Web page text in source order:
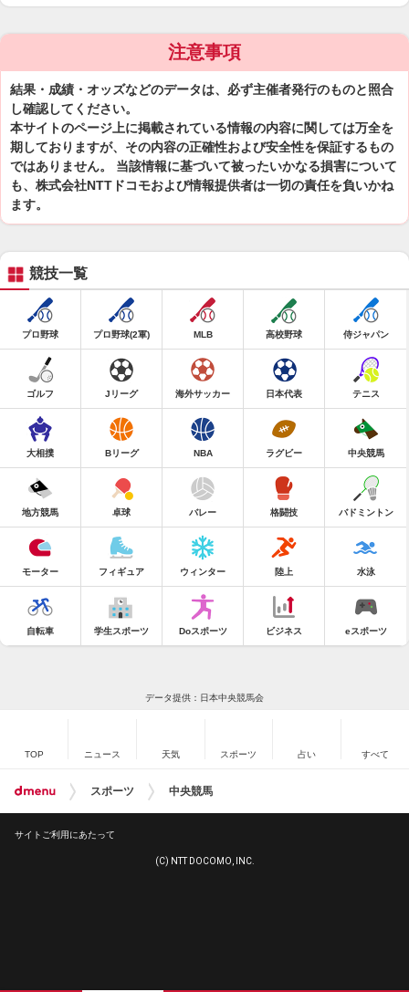
注意事項
結果・成績・オッズなどのデータは、必ず主催者発行のものと照合
し確認してください。
本サイトのページ上に掲載されている情報の内容に関しては万全を
期しておりますが、その内容の正確性および安全性を保証するもの
ではありません。 当該情報に基づいて被ったいかなる損害について
も、株式会社NTTドコモおよび情報提供者は一切の責任を負いかね
ます。
競技一覧
プロ野球 プロ野球(2軍) MLB 高校野球 侍ジャパン
ゴルフ Jリーグ 海外サッカー 日本代表 テニス
大相撲 Bリーグ NBA ラグビー 中央競馬
地方競馬 卓球 バレー 格闘技 バドミントン
モーター フィギュア ウィンター 陸上 水泳
自転車 学生スポーツ Doスポーツ ビジネス eスポーツ
データ提供：日本中央競馬会
TOP ニュース 天気 スポーツ 占い すべて
スポーツ 中央競馬
サイトご利用にあたって
(C) NTT DOCOMO, INC.